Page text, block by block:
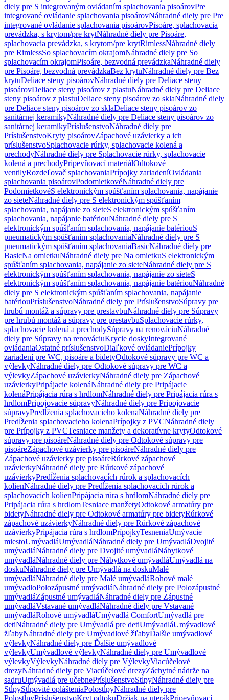
diely pre S integrovaným ovládaním splachovania pisoárovPre
integrované ovládanie splachovania pisoárovNáhradné diely pre Pre
integrované ovládanie splachovania pisoárovPisoáre, splachovacia
prevádzka, s krytom/pre krytNáhradné diely pre Pisoáre,
splachovacia prevádzka, s krytom/pre krytRimlessNáhradné diely
pre RimlessSo splachovacím okrajomNáhradné diely pre So
splachovacím okrajomPisoáre, bezvodná prevádzkaNáhradné diely
pre Pisoáre, bezvodná prevádzkaBez krytuNáhradné diely pre Bez
krytuDeliace steny pisoárovNáhradné diely pre Deliace steny
pisoárovDeliace steny pisoárov z plastuNáhradné diely pre Deliace
steny pisoárov z plastuDeliace steny pisoárov zo sklaNáhradné diely
pre Deliace steny pisoárov zo sklaDeliace steny pisoárov zo
sanitárnej keramikyNáhradné diely pre Deliace steny pisoárov zo
sanitárnej keramikyPríslušenstvoNáhradné diely pre
PríslušenstvoKryty pisoárovZápachové uzávierky a ich
príslušenstvoSplachovacie rúrky, splachovacie kolená a
prechodyNáhradné diely pre Splachovacie rúrky, splachovacie
kolená a prechodyPripevňovací materiálOdtokové
ventilyRozdeľovač splachovaniaPrípojky zariadeníOvládania
splachovania pisoárovPodomietkovéNáhradné diely pre
PodomietkovéS elektronickým spúšťaním splachovania, napájanie
zo sieteNáhradné diely pre S elektronickým spúšťaním
splachovania, napájanie zo sieteS elektronickým spúšťaním
splachovania, napájanie batériouNáhradné diely pre S
elektronickým spúšťaním splachovania, napájanie batériouS
pneumatickým spúšťaním splachovaniaNáhradné diely pre S
pneumatickým spúšťaním splachovaniaBasicNáhradné diely pre
BasicNa omietkuNáhradné diely pre Na omietkuS elektronickým
spúšťaním splachovania, napájanie zo sieteNáhradné diely pre S
elektronickým spúšťaním splachovania, napájanie zo sieteS
elektronickým spúšťaním splachovania, napájanie batériouNáhradné
diely pre S elektronickým spúšťaním splachovania, napájanie
batériouPríslušenstvoNáhradné diely pre PríslušenstvoSúpravy pre
hrubú montáž a súpravy pre prestavbuNáhradné diely pre Súpravy
pre hrubú montáž a súpravy pre prestavbuSplachovacie rúrky,
splachovacie kolená a prechodySúpravy na renováciuNáhradné
diely pre Súpravy na renováciuKrycie doskyIntegrované
ovládaniaOstatné príslušenstvoDiaľkové ovládaniePrípojky
zariadení pre WC, pisoáre a bidetyOdtokové súpravy pre WC a
výlevkyNáhradné diely pre Odtokové súpravy pre WC a
výlevkyZápachové uzávierkyNáhradné diely pre Zápachové
uzávierkyPripájacie kolenáNáhradné diely pre Pripájacie
kolenáPripájacia rúra s hrdlomNáhradné diely pre Pripájacia rúra s
hrdlomPripojovacie súpravyNáhradné diely pre Pripojovacie
súpravyPredĺženia splachovacieho kolenaNáhradné diely pre
Predĺženia splachovacieho kolenaPrípojky z PVCNáhradné diely
pre Prípojky z PVCTesniace manžety a dekoratívne krytyOdtokové
súpravy pre pisoáreNáhradné diely pre Odtokové súpravy pre
pisoáreZápachové uzávierky pre pisoáreNáhradné diely pre
Zápachové uzávierky pre pisoáreRúrkové zápachové
uzávierkyNáhradné diely pre Rúrkové zápachové
uzávierkyPredĺženia splachovacích rúrok a splachovacích
kolienNáhradné diely pre Predĺženia splachovacích rúrok a
splachovacích kolienPripájacia rúra s hrdlomNáhradné diely pre
Pripájacia rúra s hrdlomTesniace manžetyOdtokové armatúry pre
bidetyNáhradné diely pre Odtokové armatúry pre bidetyRúrkové
zápachové uzávierkyNáhradné diely pre Rúrkové zápachové
uzávierkyPripájacia rúra s hrdlomPrípojkyTesneniaUmývacie
miestoUmývadláUmývadláNáhradné diely pre UmývadláDvojité
umývadláNáhradné diely pre Dvojité umývadláNábytkové
umývadláNáhradné diely pre Nábytkové umývadláUmývadlá na
doskuNáhradné diely pre Umývadlá na doskuMalé
umývadláNáhradné diely pre Malé umývadláRohové malé
umývadloPolozápustné umývadláNáhradné diely pre Polozápustné
umývadláZápustné umývadláNáhradné diely pre Zápustné
umývadláVstavané umývadláNáhradné diely pre Vstavané
umývadláRohové umývadláUmývadlá ComfortUmývadlá pre
detiNáhradné diely pre Umývadlá pre detiUmývadláUmývadlové
žľabyNáhradné diely pre Umývadlové žľabyĎalšie umývadlové
výlevkyNáhradné diely pre Ďalšie umývadlové
výlevkyUmývadlové výlevkyNáhradné diely pre Umývadlové
výlevkyVýlevkyNáhradné diely pre VýlevkyViacúčelové
drezyNáhradné diely pre Viacúčelové drezyZáchytné nádrže na
sadruUmývadlá pre učebnePríslušenstvoStĺpyNáhradné diely pre
StĺpyStĺpovité oplášteniaPolostĺpyNáhradné diely pre
PolostĺpyPríslušenstvoKryt odtokuDržiak na uterákPripevňovací